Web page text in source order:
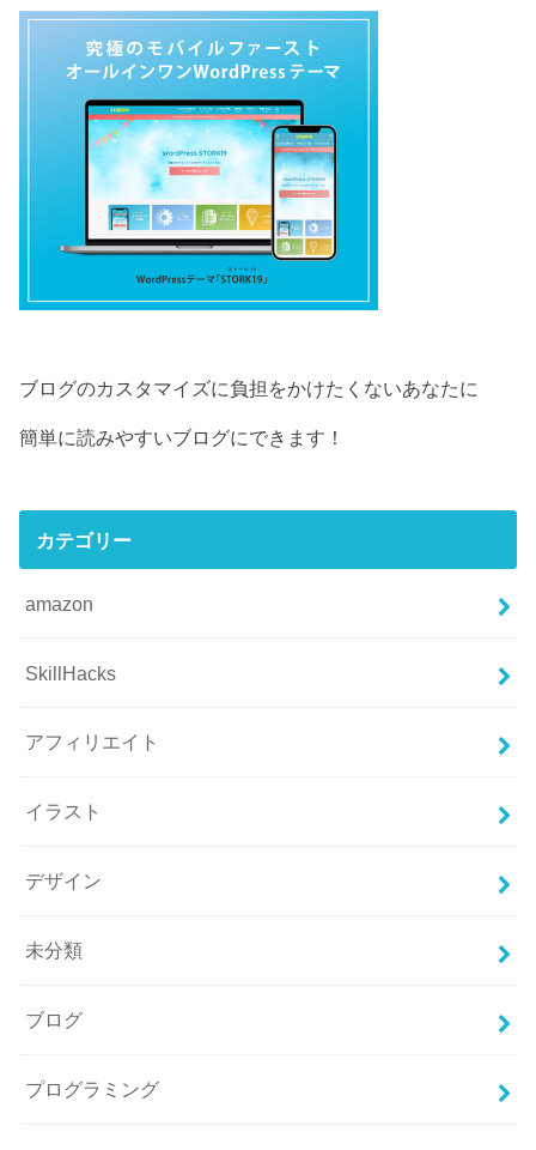
ブログのカスタマイズに負担をかけたくないあなたに
簡単に読みやすいブログにできます！
カテゴリー
amazon
SkillHacks
アフィリエイト
イラスト
デザイン
未分類
ブログ
プログラミング